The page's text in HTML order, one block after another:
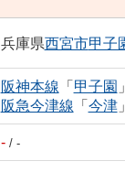
兵庫県西宮市甲子
阪神本線 「 甲子園
阪急今津線 「 今津
-/ -